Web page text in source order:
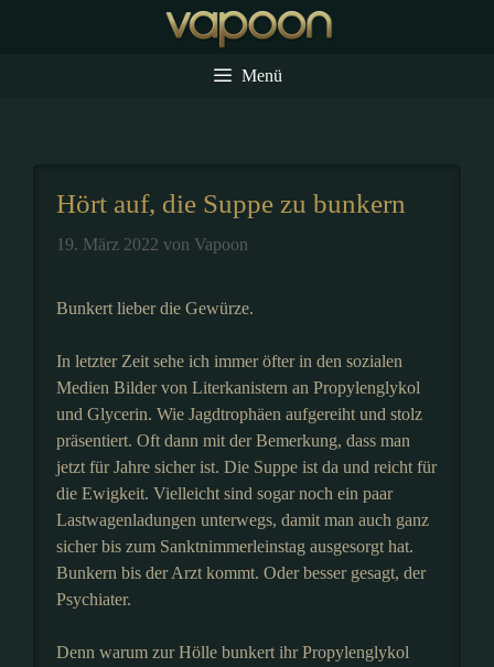
Menü
Hört auf, die Suppe zu bunkern
19. März 2022 von Vapoon
Bunkert lieber die Gewürze.
In letzter Zeit sehe ich immer öfter in den sozialen
Medien Bilder von Literkanistern an Propylenglykol
und Glycerin. Wie Jagdtrophäen aufgereiht und stolz
präsentiert. Oft dann mit der Bemerkung, dass man
jetzt für Jahre sicher ist. Die Suppe ist da und reicht für
die Ewigkeit. Vielleicht sind sogar noch ein paar
Lastwagenladungen unterwegs, damit man auch ganz
sicher bis zum Sanktnimmerleinstag ausgesorgt hat.
Bunkern bis der Arzt kommt. Oder besser gesagt, der
Psychiater.
Denn warum zur Hölle bunkert ihr Propylenglykol